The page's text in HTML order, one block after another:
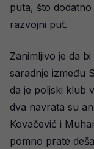
puta, što
razvojni put.
Zanimljivo je da
saradnje između
da je poljski klub
dva navrata su
Kovačević i
pomno prate